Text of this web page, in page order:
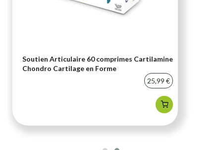
Soutien Articulaire 60 comprimes Cartilamine
Chondro Cartilage en Forme
25,99 €